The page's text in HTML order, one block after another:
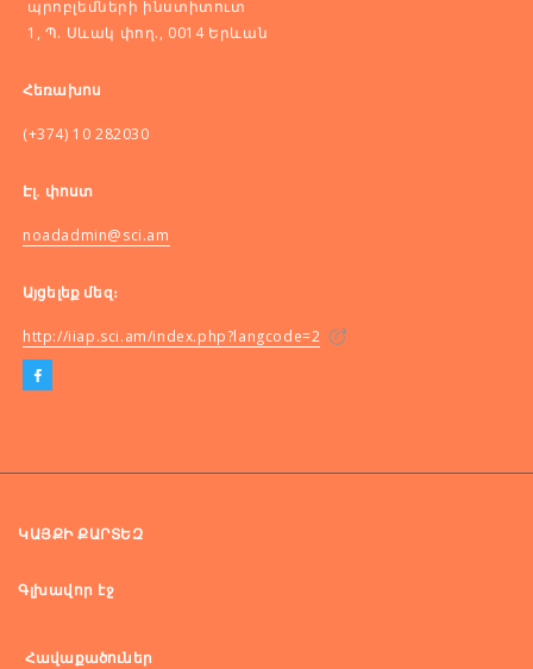
պրոբլեմների ինստիտուտ
1, Պ. Սևակ փող., 0014 Երևան
Հեռախոս
(+374) 10 282030
Էլ. փոստ
noadadmin@sci.am
Այցելեք մեզ։
http://iiap.sci.am/index.php?langcode=2
ԿԱՅՔԻ ՔԱՐՏԵԶ
Գլխավոր էջ
Հավաքածուներ